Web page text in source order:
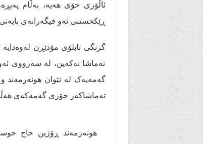
ئاڵۆزی خۆی هەیە، بەڵام
ڕێکخستنی ئەو فیگەرانەی بابەتی
گرنگی تابلۆی مۆدێڕن
تەماشا نەکەین، لە سەرووی
گەمەیەک لە نێوان هونەرمەند
تەماشاکەر جۆری گەمەکەی
هونەرمەند ڕۆژین حاج